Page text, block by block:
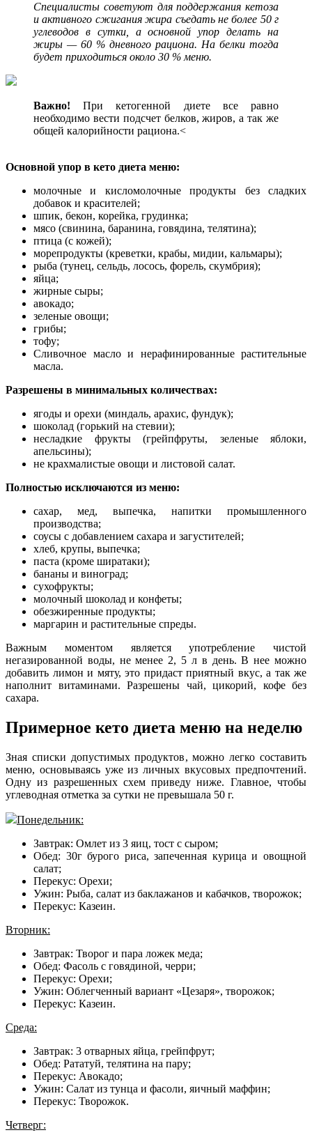
Специалисты советуют для поддержания кетоза
и активного сжигания жира съедать не более 50 г
углеводов в сутки, а основной упор делать на
жиры — 60 % дневного рациона. На белки тогда
будет приходиться около 30 % меню.
Важно! При кетогенной диете все равно
необходимо вести подсчет белков, жиров, а так же
общей калорийности рациона.<
Основной упор в кето диета меню:
молочные и кисломолочные продукты без сладких
добавок и красителей;
шпик, бекон, корейка, грудинка;
мясо (свинина, баранина, говядина, телятина);
птица (с кожей);
морепродукты (креветки, крабы, мидии, кальмары);
рыба (тунец, сельдь, лосось, форель, скумбрия);
яйца;
жирные сыры;
авокадо;
зеленые овощи;
грибы;
тофу;
Сливочное масло и нерафинированные растительные
масла.
Разрешены в минимальных количествах:
ягоды и орехи (миндаль, арахис, фундук);
шоколад (горький на стевии);
несладкие фрукты (грейпфруты, зеленые яблоки,
апельсины);
не крахмалистые овощи и листовой салат.
Полностью исключаются из меню:
сахар, мед, выпечка, напитки промышленного
производства;
соусы с добавлением сахара и загустителей;
хлеб, крупы, выпечка;
паста (кроме ширатаки);
бананы и виноград;
сухофрукты;
молочный шоколад и конфеты;
обезжиренные продукты;
маргарин и растительные спреды.
Важным моментом является употребление чистой
негазированной воды, не менее 2, 5 л в день. В нее можно
добавить лимон и мяту, это придаст приятный вкус, а так же
наполнит витаминами. Разрешены чай, цикорий, кофе без
сахара.
Примерное кето диета меню на неделю
Зная списки допустимых продуктов, можно легко составить
меню, основываясь уже из личных вкусовых предпочтений.
Одну из разрешенных схем приведу ниже. Главное, чтобы
углеводная отметка за сутки не превышала 50 г.
Понедельник:
Завтрак: Омлет из 3 яиц, тост с сыром;
Обед: 30г бурого риса, запеченная курица и овощной
салат;
Перекус: Орехи;
Ужин: Рыба, салат из баклажанов и кабачков, творожок;
Перекус: Казеин.
Вторник:
Завтрак: Творог и пара ложек меда;
Обед: Фасоль с говядиной, черри;
Перекус: Орехи;
Ужин: Облегченный вариант «Цезаря», творожок;
Перекус: Казеин.
Среда:
Завтрак: 3 отварных яйца, грейпфрут;
Обед: Рататуй, телятина на пару;
Перекус: Авокадо;
Ужин: Салат из тунца и фасоли, яичный маффин;
Перекус: Творожок.
Четверг: